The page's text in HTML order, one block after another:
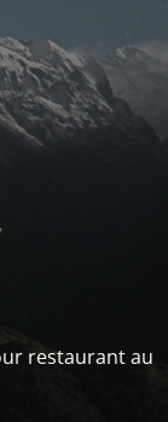
restaurant au